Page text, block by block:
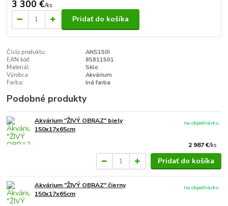
3 300 €/ks
Pridať do košíka
Číslo produktu:
ANS150I
EAN kód:
85811501
Materiál:
Sklo
Výrobca:
Akvárium
Farba:
Iná farba
Podobné produkty
Akvárium "ŽIVÝ OBRAZ" biely
150x17x65cm
2 987 €/ks
na objednávku
Pridať do košíka
Akvárium "ŽIVÝ OBRAZ" čierny
150x17x65cm
na objednávku